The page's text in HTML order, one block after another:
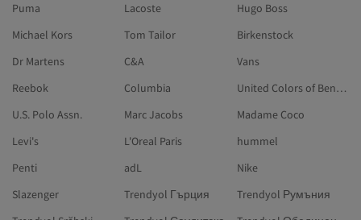
Puma
Lacoste
Hugo Boss
Michael Kors
Tom Tailor
Birkenstock
Dr Martens
C&A
Vans
Reebok
Columbia
United Colors of Benetton
U.S. Polo Assn.
Marc Jacobs
Madame Coco
Levi's
L'Oreal Paris
hummel
Penti
adL
Nike
Slazenger
Trendyol Гърция
Trendyol Румъния